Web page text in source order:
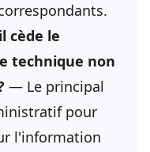
cède le
technique non
— Le principal
pour
l'information